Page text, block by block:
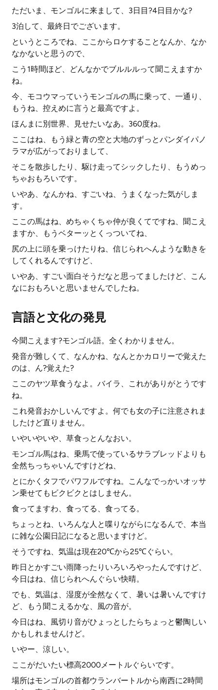
ただいま、モンゴルに来まして、3日目?4日目かな?
3泊して、最終日でございます。
というところでね、ここからロケすることなんか、なか
なかないと思うので、
こう1時間ほど、どんなかでブルルルって聞こえますか
ね。
今、モコウマっていうモンゴルの馬に乗って、一通り、
もうね、控えめに言うと最高ですよ。
ほんまに別世界、見せたいなあ。360度ね。
ここはね、もう緑と青の空と大地のずっとパンダイパノ
ラマが広がっておりまして、
そこを散歩したり、駆け走ってシックしたり、もうめっ
ちゃおもろいです。
いやあ、なんかね、すごいね、うまくなった気がしま
す。
ここの馬はね、めちゃくちゃ仲が良くてですね、聞こえ
ますか、もうベターッとくっついてね、
尻の上に頭を乗っけたりね、信じられへんような動きを
してくれるんですけど、
いやあ、すごい面白そうだなと思ってましたけど、こん
なにおもろいと思いませんでしたね。
言語と文化の発見
今聞こえます?モンゴル語。全くわかりません。
発音が難しくて、なんかね、なんとかカロリーで覚えた
のは、ん?覚えた?
ここのヤツ草食うなよ。バイラ、これがありがとうです
ね。
これ発音おかしいんですよ。何でも女の子に注意されま
したけど直りません。
いやいやいや、草食っとんなおい。
モンゴル馬はね、乗馬で使っているサラブレッドよりも
全然ちっちゃいんですけどね、
とにかくタフでパワフルですね。こんなでっかいオッサ
ン乗せてもビクビクとはしません。
食ってますわ、食ってる、食ってる。
ちょっとね、いろんな人と喋りながらになるんで、本当
に雑な公園日記になると思いますけど。
そうですね、気温は現在20℃から25℃ぐらい。
昨日とかすごい雨降ったりいろいろやったんですけど、
今日はね、信じられへんぐらい快晴。
でも、気温は、湿度が全然なくて、暑いは暑いんですけ
ど、もう聞こえるかな、風の音が。
今日はね、風切り音がひょっとしたらちょっと鬱陶しい
かもしれませんけど。
いやー、涼しい。
ここがだいたい標高2000メートルぐらいです。
場所はモンゴルの首都ウランバートルから南西に2時間